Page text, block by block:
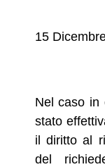
15
Nel caso in
stato
il diritto al
del